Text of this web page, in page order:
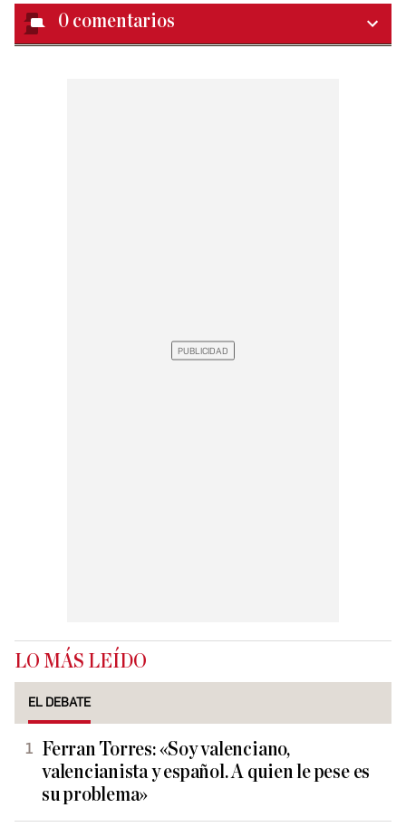
0 comentarios
LO MÁS LEÍDO
EL DEBATE
Ferran Torres: «Soy valenciano,
valencianista y español. A quien le pese es
su problema»